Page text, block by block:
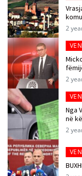
2
2
Nga
në
2